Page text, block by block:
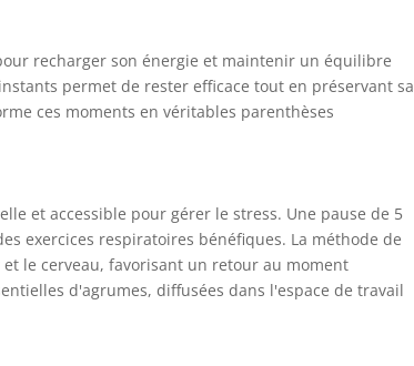
recharger son énergie et maintenir un équilibre
permet de rester efficace tout en préservant sa
ces moments en véritables parenthèses
et accessible pour gérer le stress. Une pause de 5
exercices respiratoires bénéfiques. La méthode de
le cerveau, favorisant un retour au moment
d'agrumes, diffusées dans l'espace de travail